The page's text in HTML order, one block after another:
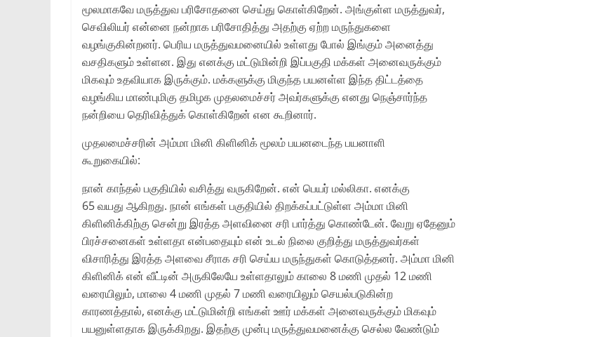
மூலமாகவே மருத்துவ பரிசோதனை செய்து கொள்கிறேன்‌. அங்குள்ள மருத்துவர்‌,
செவிலியர்‌ என்னை நன்றாக பரிசோதித்து அதற்கு ஏற்ற மருந்துகளை
வழங்குகின்றனர்‌. பெரிய மருத்துவமனையில்‌ உள்ளது போல்‌ இங்கும்‌ அனைத்து
வசதிகளும்‌ உள்ளன. இது எனக்கு மட்டுமின்றி இப்பகுதி மக்கள்‌ அனைவருக்கும்‌
மிகவும்‌ உதவியாக இருக்கும்‌. மக்களுக்கு மிகுந்த பயனள்ள இந்த திட்டத்தை
வழங்கிய மாண்புமிகு தமிழக முதலமைச்சர்‌ அவர்களுக்கு எனது நெஞ்சார்ந்த
நன்றியை தெரிவித்துக்‌ கொள்கிறேன்‌ என கூறினார்‌.
முதலமைச்சரின்‌ அம்மா மினி கிளினிக்‌ மூலம்‌ பயனடைந்த பயனாளி
கூறுகையில்‌:
நான்‌ காந்தல்‌ பகுதியில்‌ வசித்து வருகிறேன்‌. என்‌ பெயர்‌ மல்லிகா. எனக்கு
65 வயது ஆகிறது. நான்‌ எங்கள்‌ பகுதியில்‌ திறக்கப்பட்டுள்ள அம்மா மினி
கிளினிக்கிற்கு சென்று இரத்த அளவினை சரி பார்த்து கொண்டேன்‌. வேறு ஏதேனும்‌
பிரச்சனைகள்‌ உள்ளதா என்பதையும்‌ என்‌ உடல்‌ நிலை குறித்து மருத்துவர்கள்‌
விசாரித்து இரத்த அளவை சீராக சரி செய்ய மருந்துகள்‌ கொடுத்தனர்‌. அம்மா மினி
கிளினிக்‌ என்‌ வீட்டின்‌ அருகிலேயே உள்ளதாலும்‌ காலை 8 மணி முதல்‌ 12 மணி
வரையிலும்‌, மாலை 4 மணி முதல்‌ 7 மணி வரையிலும்‌ செயல்படுகின்ற
காரணத்தால்‌, எனக்கு மட்டுமின்றி எங்கள்‌ ஊர்‌ மக்கள்‌ அனைவருக்கும்‌ மிகவும்‌
பயனுள்ளதாக இருக்கிறது. இதற்கு முன்பு மருத்துவமனைக்கு செல்ல வேண்டும்‌